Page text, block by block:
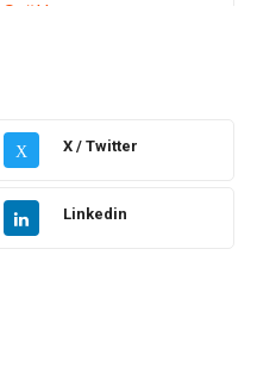
Sağlık
Giyim
Güzellik Bakım
X X / Twitter
Linkedin